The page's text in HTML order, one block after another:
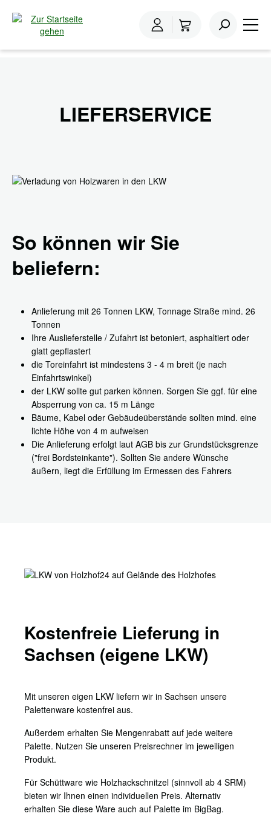
springen
Home Lieferservice
LIEFERSERVICE
So können wir Sie
beliefern:
Anlieferung mit 26 Tonnen LKW, Tonnage Straße mind. 26
Tonnen
Ihre Auslieferstelle / Zufahrt ist betoniert, asphaltiert oder
glatt gepflastert
die Toreinfahrt ist mindestens 3 - 4 m breit (je nach
Einfahrtswinkel)
der LKW sollte gut parken können. Sorgen Sie ggf. für eine
Absperrung von ca. 15 m Länge
Bäume, Kabel oder Gebäudeüberstände sollten mind. eine
lichte Höhe von 4 m aufweisen
Die Anlieferung erfolgt laut AGB bis zur Grundstücksgrenze
("frei Bordsteinkante"). Sollten Sie andere Wünsche
äußern, liegt die Erfüllung im Ermessen des Fahrers
Kostenfreie Lieferung in
Sachsen (eigene LKW)
Mit unseren eigen LKW liefern wir in Sachsen unsere
Palettenware kostenfrei aus.
Außerdem erhalten Sie Mengenrabatt auf jede weitere
Palette. Nutzen Sie unseren Preisrechner im jeweiligen
Produkt.
Für Schüttware wie Holzhackschnitzel (sinnvoll ab 4 SRM)
bieten wir Ihnen einen individuellen Preis. Alternativ
erhalten Sie diese Ware auch auf Palette im BigBag.